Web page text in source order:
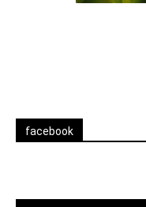
facebook